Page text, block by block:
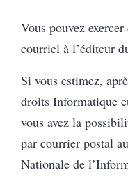
Vous pouvez
courriel à l’éditeur
Si vous estimez,
droits Informatique
vous avez la
par courrier postal
Nationale de